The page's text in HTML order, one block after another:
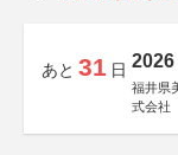
あと 31 日 2026
福井県
式会社